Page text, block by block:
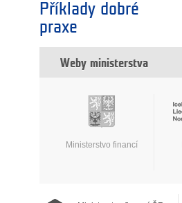
Příklady dobré
praxe
Weby ministerstva
Ministerstvo financí